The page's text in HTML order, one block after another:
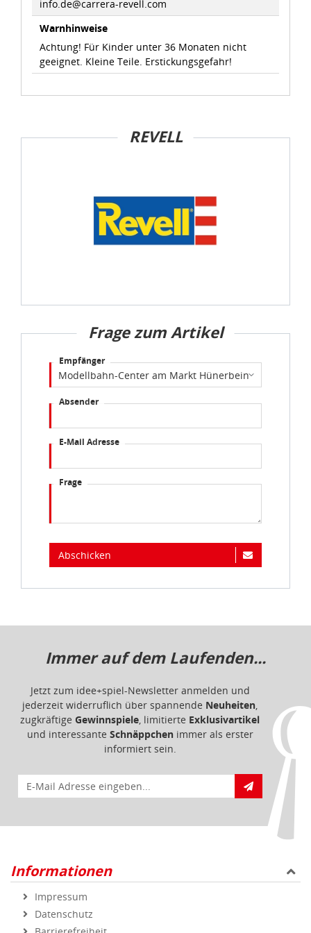
Sie können die Cookie-Einwilligung jederzeit links unten
auf Ihrem Bildschirm anpassen und damit widerrufen.
idee+spiel Betriebs-GmbH
info.de@carrera-revell.com
Warnhinweise
Achtung! Für Kinder unter 36 Monaten nicht
geeignet. Kleine Teile. Erstickungsgefahr!
REVELL
Frage zum Artikel
Empfänger
Absender
E-Mail Adresse
Frage
Abschicken
Immer auf dem Laufenden...
Jetzt zum idee+spiel-Newsletter anmelden und
jederzeit widerruflich über spannende Neuheiten,
zugkräftige Gewinnspiele, limitierte Exklusivartikel
und interessante Schnäppchenimmer als erster
informiert sein.
E-Mail für Newsletteranmeldung
Informationen
Impressum
Datenschutz